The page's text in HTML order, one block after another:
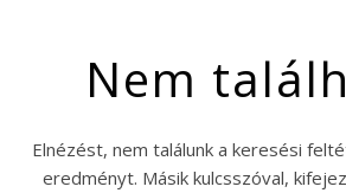
Nem
Elnézést, nem találunk a keresési
eredményt. Másik kulcsszóval,